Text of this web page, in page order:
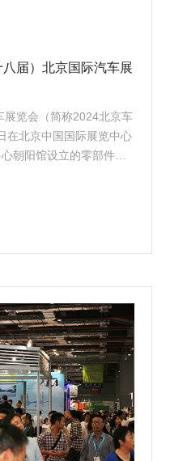
八届）北京国际汽车展
展览会（简称2024北京车
在北京中国国际展览中心
朝阳馆设立的零部件展